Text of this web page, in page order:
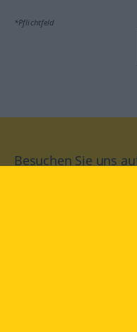
*Pflichtfeld
Besuchen Sie uns